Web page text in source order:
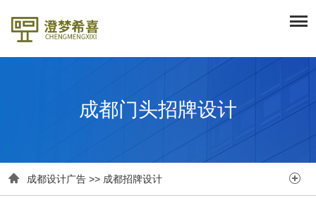
成都门头招牌设计
 成都设计广告 >> 成都招牌设计 